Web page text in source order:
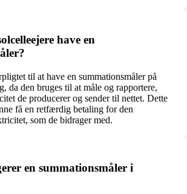
have en
til at have en summationsmåler på
da den bruges til at måle og rapportere,
de producerer og sender til nettet. Dette
få en retfærdig betaling for den
som de bidrager med.
en summationsmåler i